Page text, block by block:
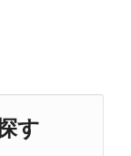
す